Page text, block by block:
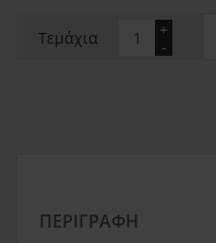
Τεμάχια -
+
ΠΕΡΙΓΡΑΦΉ